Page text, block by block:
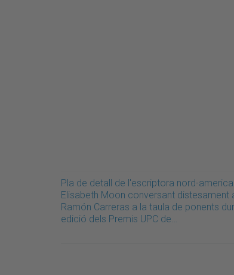
Pla de detall de l'escriptora nord-
Elisabeth Moon conversant distesament
Ramón Carreras a la taula de ponents
edició dels Premis UPC de…